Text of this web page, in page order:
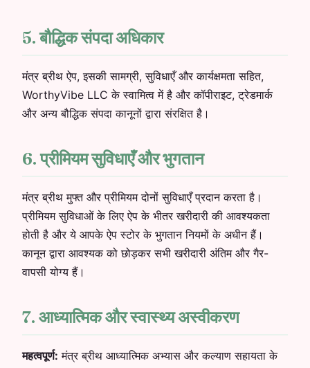
5. बौद्धिक संपदा अधिकार
मंत्र ब्रीथ ऐप, इसकी सामग्री, सुविधाएँ और कार्यक्षमता सहित,
WorthyVibe LLC के स्वामित्व में है और कॉपीराइट, ट्रेडमार्क
और अन्य बौद्धिक संपदा कानूनों द्वारा संरक्षित है।
6. प्रीमियम सुविधाएँ और भुगतान
मंत्र ब्रीथ मुफ्त और प्रीमियम दोनों सुविधाएँ प्रदान करता है।
प्रीमियम सुविधाओं के लिए ऐप के भीतर खरीदारी की आवश्यकता
होती है और ये आपके ऐप स्टोर के भुगतान नियमों के अधीन हैं।
कानून द्वारा आवश्यक को छोड़कर सभी खरीदारी अंतिम और गैर-
वापसी योग्य हैं।
7. आध्यात्मिक और स्वास्थ्य अस्वीकरण
महत्वपूर्ण: मंत्र ब्रीथ आध्यात्मिक अभ्यास और कल्याण सहायता के